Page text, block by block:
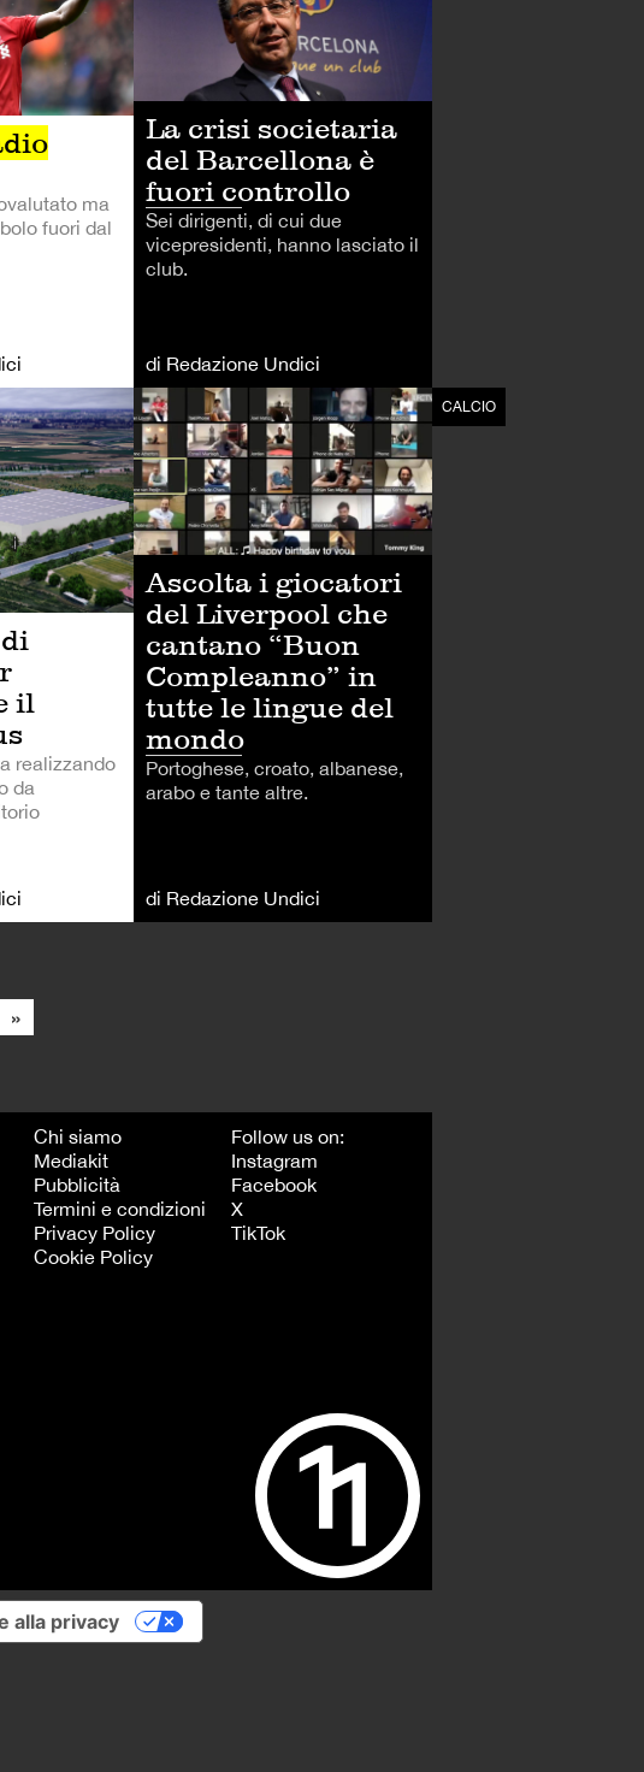
ma
fuori dal
La crisi societaria
del Barcellona è
fuori controllo
Sei dirigenti, di cui due
vicepresidenti, hanno lasciato il
club.
di Redazione Undici
CALCIO
il
realizzando
da
CALCIO
Ascolta i giocatori
del Liverpool che
cantano “Buon
Compleanno” in
tutte le lingue del
mondo
Portoghese, croato, albanese,
arabo e tante altre.
di Redazione Undici
»
Chi siamo
Mediakit
Pubblicità
Termini e condizioni
Privacy Policy
Cookie Policy
Follow us on:
Instagram
Facebook
X
TikTok
alla privacy